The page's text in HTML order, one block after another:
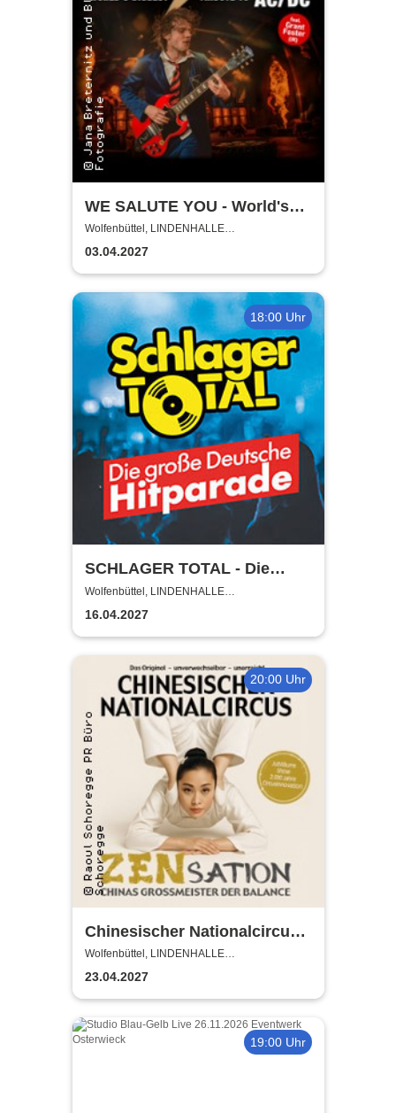
WE SALUTE YOU - World's
biggest Tribute to AC/DC
Wolfenbüttel, LINDENHALLE
WOLFENBÜTTEL
03.04.2027
18:00 Uhr
SCHLAGER TOTAL - Die
große deutsche Hitparade
Wolfenbüttel, LINDENHALLE
WOLFENBÜTTEL
16.04.2027
20:00 Uhr
Chinesischer Nationalcircus -
ZENsation - Chinas
Grossmeister der Balance
Wolfenbüttel, LINDENHALLE
WOLFENBÜTTEL
23.04.2027
19:00 Uhr